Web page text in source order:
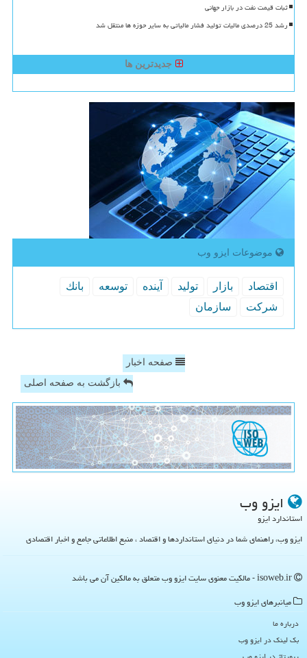
ثبات قیمت نفت در بازار جهانی
رشد 25 درصدی مالیات تولید فشار مالیاتی به سایر حوزه ها منتقل شد
جدیدترین ها
موضوعات ایزو وب
اقتصاد بازار تولید آینده توسعه
بانك
شركت
سازمان
صفحه اخبار
بازگشت به صفحه اصلی
ایزو وب
استاندارد ایزو
ایزو وب، راهنمای شما در دنیای استانداردها و اقتصاد ، منبع اطلاعاتی جامع و اخبار اقتصادی
میانبرهای ایزو وب
درباره ما
بک لینک در ایزو وب